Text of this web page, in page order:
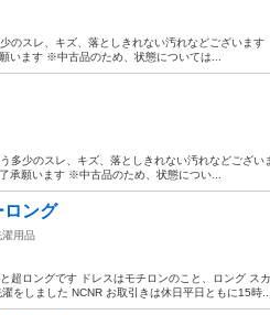
のスレ、キズ、落としきれない汚れなどございます
います ※中古品のため、状態については...
多少のスレ、キズ、落としきれない汚れなどござい
承願います ※中古品のため、状態につい...
ロング
濯用品
超ロングです ドレスはモチロンのこと、ロング ス
をしました NCNR お取引きは休日平日ともに15時...